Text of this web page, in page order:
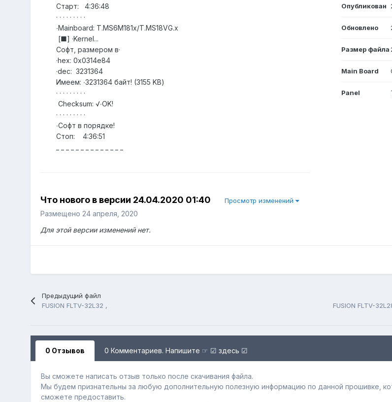
Старт: 4:36:48
· · · · · · · · ·
∙Mainboard: T.MS6M181x/T.MS18VG.x
[■] ·Kernel...
Софт, размером в·
·hex: 0x0314e84
·dec: 3231364
Имеем: ∙3231364 байт! (3155 KB)
· · · · · · · · ·
Checksum: √∙OK!
· · · · · · · · ·
∙Софт в порядке!
Стоп: 4:36:51
Что нового в версии 24.04.2020 01:40 Просмотр изменений
Размещено 24 апреля, 2020
Для этой версии изменений нет.
Опубликован
Обновлено
Размер файла
Main Board
Panel
Предыдущий файл
FUSION FLTV-32L32 ,
FUSION FLTV-
0 Отзывов 0 Комментариев. Напишите ☞ ☑ здесь ☑
Вы сможете написать отзыв только после скачивания файла.
Мы будем признательны за любую дополнительную полезную информацию по данной прошивке,
сможете предоставить.